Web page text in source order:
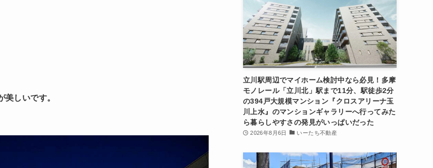
しいです。
立川駅周辺でマイホーム検討中なら必見！多摩
モノレール「立川北」駅まで11分、駅徒歩2分
の394戸大規模マンション『クロスアリーナ玉
川上水』のマンションギャラリーへ行ってみた
ら暮らしやすさの発見がいっぱいだった
2026年8月6日 いーたち不動産